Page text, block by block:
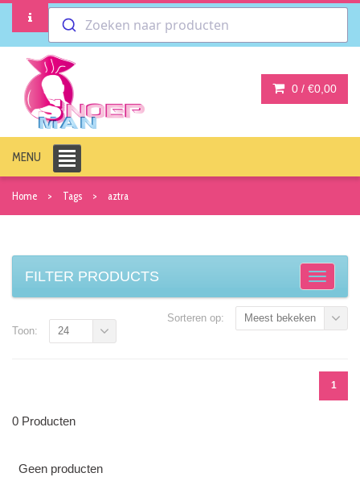
Zoeken naar producten
0 / €0,00
MENU
Home Tags aztra
FILTER PRODUCTS
Sorteren op: Meest bekeken
1
Toon: 24
0 Producten
Geen producten